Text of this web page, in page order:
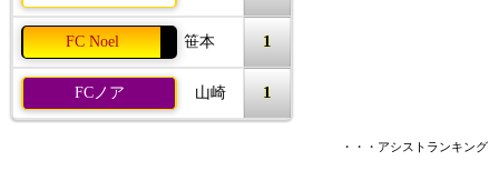
FC Noel 笹本 1
FCノア 山崎 1
・・・アシストランキング